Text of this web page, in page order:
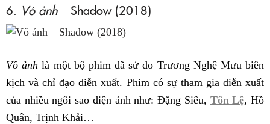
6. Vô ảnh– Shadow (2018)
Vô ảnh là một bộ phim dã sử do Trương Nghệ Mưu biên
kịch và chỉ đạo diễn xuất. Phim có sự tham gia diễn xuất
của nhiều ngôi sao điện ảnh như: Đặng Siêu, Tôn Lệ, Hồ
Quân, Trịnh Khải…